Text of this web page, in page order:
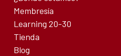
Membresía
Learning 20-30
Tienda
Blog